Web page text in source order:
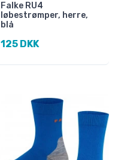
Falke RU4
løbestrømper, herre,
blå
125 DKK